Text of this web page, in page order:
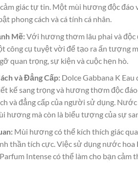
giác tự tin. Một mùi hương độc đáo
phong cách và cá tính cá nhân.
Mẽ:Với hương thơm lâu phai và độc
công cụ tuyệt vời để tạo ra ấn tượng
quan trọng, sự kiện và cuộc hẹn hò.
và Đẳng Cấp:Dolce Gabbana K Eau
kế sang trọng và hương thơm độc
và đẳng cấp của người sử dụng.
hương mà còn là biểu tượng của sự
Mùi hương có thể kích thích giác
thần tích cực. Việc sử dụng nước hoa
Intense có thể làm cho bạn cảm